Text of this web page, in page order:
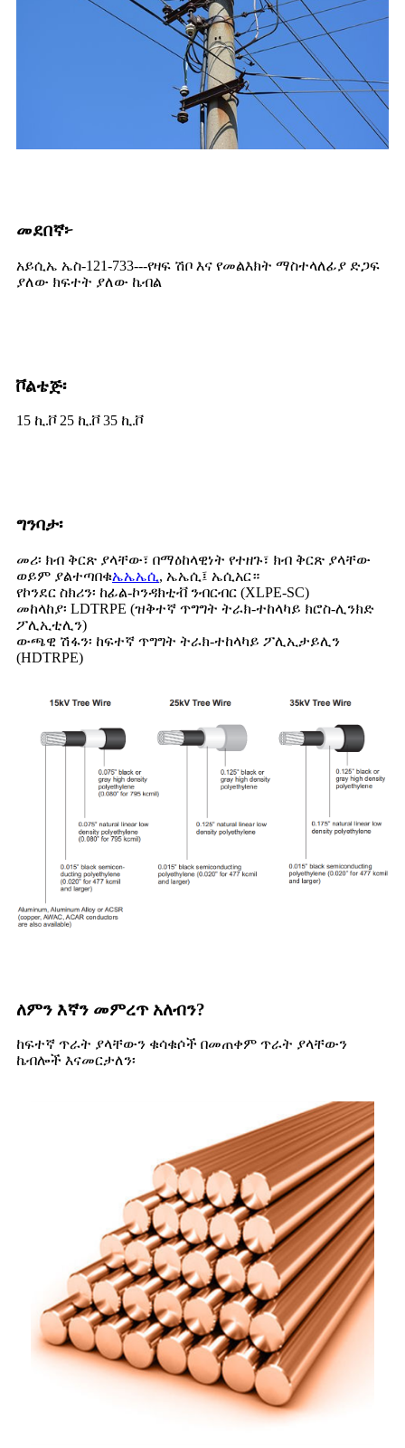
መደበኛ፦
አይሲኤ ኤስ-121-733---የዛፍ ሽቦ እና የመልእክት ማስተላለፊያ ድጋፍ
ያለው ክፍተት ያለው ኬብል
ቮልቴጅ፡
15 ኪ.ቮ 25 ኪ.ቮ 35 ኪ.ቮ
ግንባታ፡
መሪ፡ ክብ ቅርጽ ያላቸው፣ በማዕከላዊነት የተዘጉ፣ ክብ ቅርጽ ያላቸው
ወይም ያልተጣበቁኤኤኤሲ, ኤኤሲ፤ ኤሲአር።
የኮንደር ስክሪን፡ ከፊል-ኮንዳክቲቭ ንብርብር (XLPE-SC)
መከላከያ፡ LDTRPE (ዝቅተኛ ጥግግት ትራክ-ተከላካይ ክሮስ-ሊንክድ
ፖሊኢቲሊን)
ውጫዊ ሽፋን፡ ከፍተኛ ጥግግት ትራክ-ተከላካይ ፖሊኢታይሊን
(HDTRPE)
ለምን እኛን መምረጥ አለብን?
ከፍተኛ ጥራት ያላቸውን ቁሳቁሶች በመጠቀም ጥራት ያላቸውን
ኬብሎች እናመርታለን፡